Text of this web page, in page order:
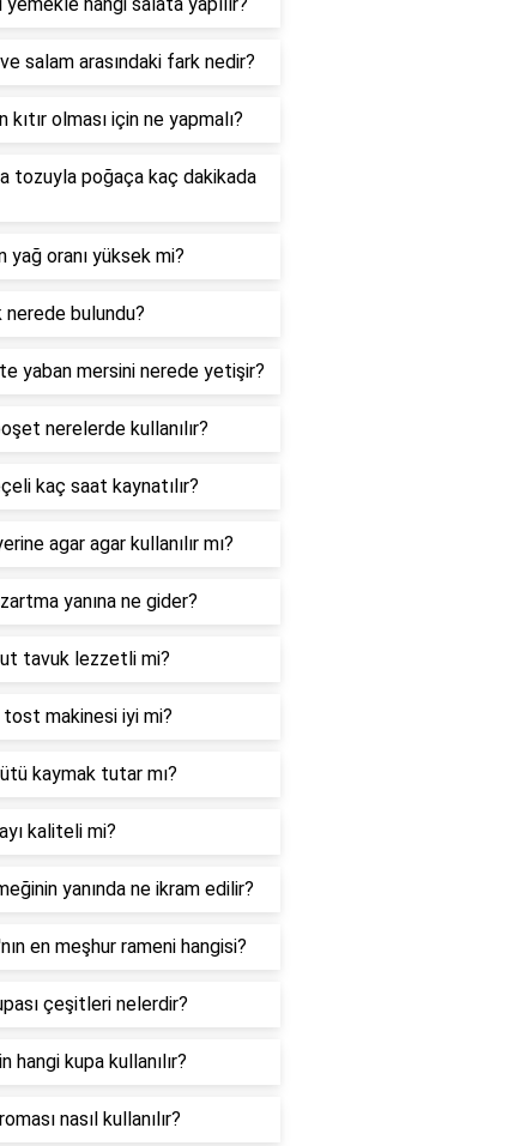
salam arasındaki fark nedir?
kıtır olması için ne yapmalı?
tozuyla poğaça kaç dakikada
yağ oranı yüksek mi?
nerede bulundu?
yaban mersini nerede yetişir?
nerelerde kullanılır?
kaç saat kaynatılır?
agar agar kullanılır mı?
yanına ne gider?
tavuk lezzetli mi?
tost makinesi iyi mi?
kaymak tutar mı?
kaliteli mi?
yanında ne ikram edilir?
en meşhur rameni hangisi?
çeşitleri nelerdir?
hangi kupa kullanılır?
nasıl kullanılır?